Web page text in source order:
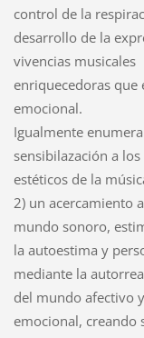
control de la
desarrollo de la
vivencias musicales
enriquecedoras
emocional.
Igualmente
sensibilazación a
estéticos de la
2) un acercamiento
mundo sonoro,
la autoestima y
mediante la
del mundo afectivo y
emocional, creando